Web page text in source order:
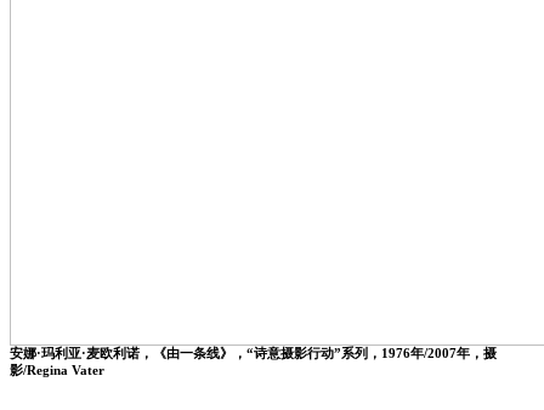
安娜·玛利亚·麦欧利诺，《由一条线》，“诗意摄影行动”系列，1976年/2007年，摄
影/Regina Vater